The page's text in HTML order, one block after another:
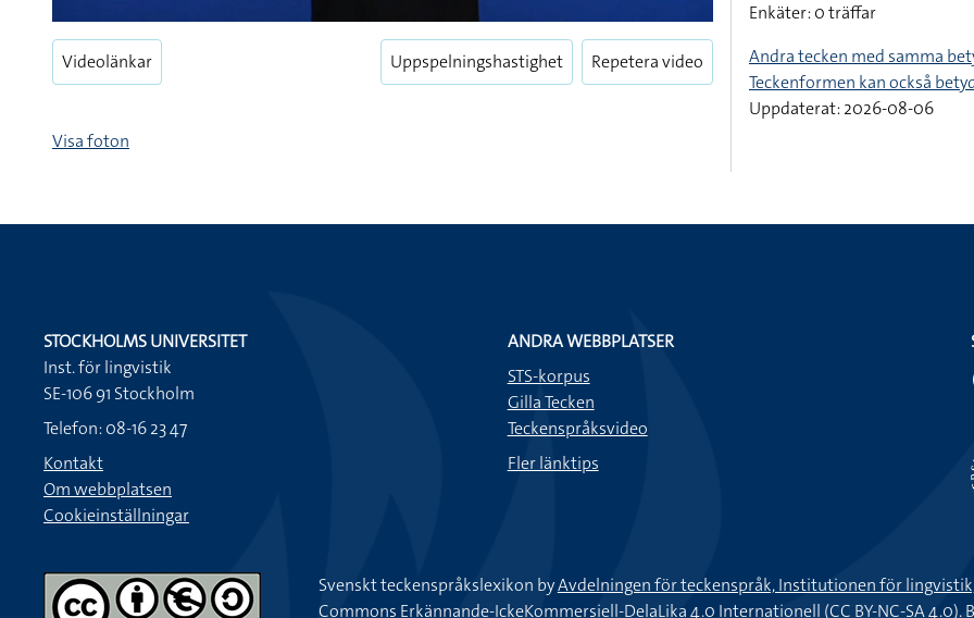
Videolänkar Uppspelningshastighet Repetera video
Visa foton
Enkäter: 0 träffar
Andra tecken med samma
Teckenformen kan också
Uppdaterat: 2026-08-06
STOCKHOLMS UNIVERSITET
Inst. för lingvistik
SE-106 91 Stockholm
Telefon: 08-16 23 47
Kontakt
Om webbplatsen
Cookieinställningar
ANDRA WEBBPLATSER
STS-korpus
Gilla Tecken
Teckenspråksvideo
Fler länktips
Svenskt teckenspråkslexikon byAvdelningen för teckenspråk, Institutionen för
Commons Erkännande-IckeKommersiell-DelaLika 4.0 Internationell (CC BY-NC-SA 4.0).